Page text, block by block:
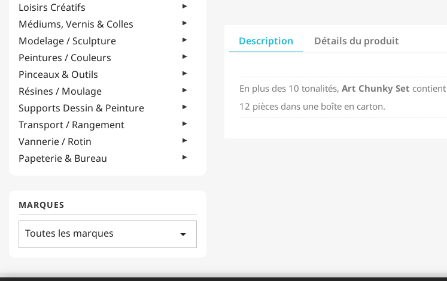
Loisirs Créatifs
Médiums, Vernis & Colles
Modelage / Sculpture
Peintures / Couleurs
Pinceaux & Outils
Résines / Moulage
Supports Dessin & Peinture
Transport / Rangement
Vannerie / Rotin
Papeterie & Bureau
MARQUES
Toutes les marques arrow_drop_down
Description Détails du produit
En plus des 10 tonalités, Art Chunky Set
12 pièces dans une boîte en carton.